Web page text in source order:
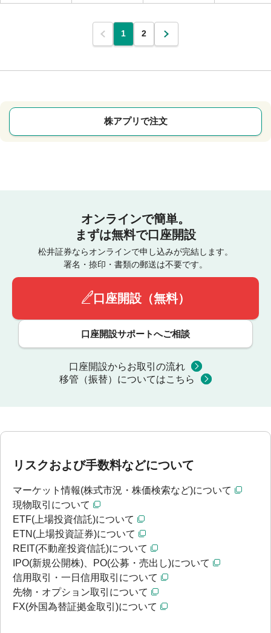
1 2
株アプリで注文
オンラインで簡単。
まずは無料で口座開設
松井証券ならオンラインで申し込みが完結します。
署名・捺印・書類の郵送は不要です。
口座開設（無料）
口座開設サポートへご相談
口座開設からお取引の流れ
移管（振替）についてはこちら
リスクおよび手数料などについて
マーケット情報(株式市況・株価検索など)について
現物取引について
ETF(上場投資信託)について
ETN(上場投資証券)について
REIT(不動産投資信託)について
IPO(新規公開株)、PO(公募・売出し)について
信用取引・一日信用取引について
先物・オプション取引について
FX(外国為替証拠金取引)について